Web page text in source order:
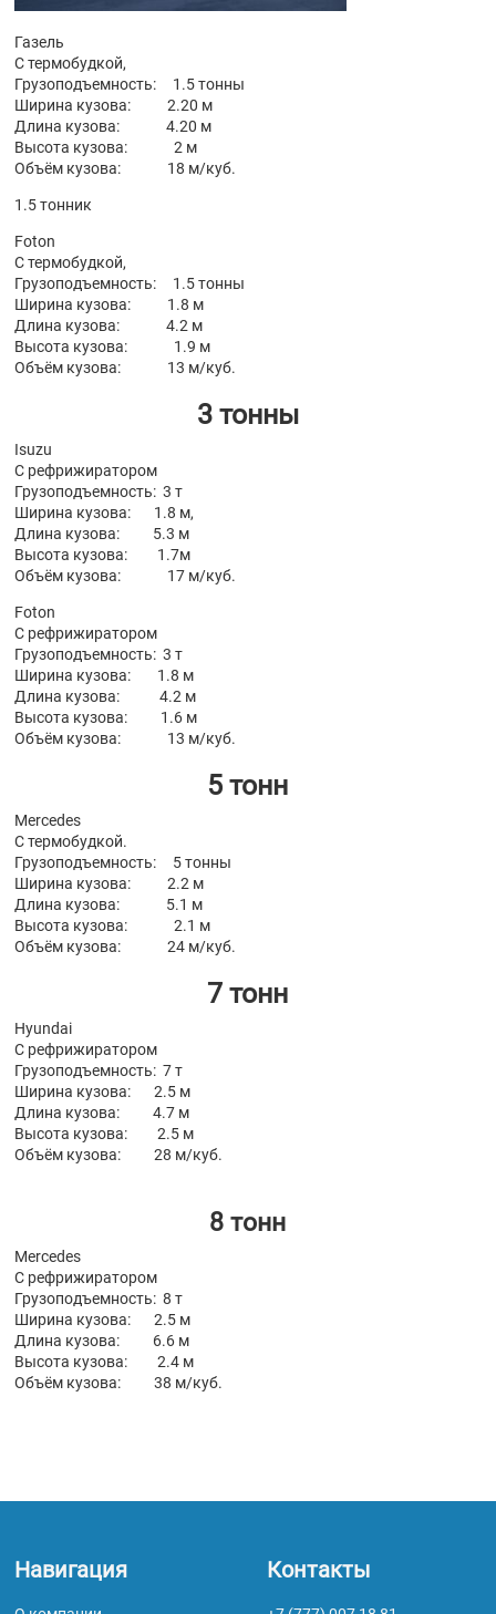
Газель
С термобудкой,
Грузоподъемность: 1.5 тонны
Ширина кузова: 2.20 м
Длина кузова: 4.20 м
Высота кузова: 2 м
Объём кузова: 18 м/куб.
1.5 тонник
Foton
С термобудкой,
Грузоподъемность: 1.5 тонны
Ширина кузова: 1.8 м
Длина кузова: 4.2 м
Высота кузова: 1.9 м
Объём кузова: 13 м/куб.
3 тонны
Isuzu
С рефрижиратором
Грузоподъемность: 3 т
Ширина кузова: 1.8 м,
Длина кузова: 5.3 м
Высота кузова: 1.7м
Объём кузова: 17 м/куб.
Foton
С рефрижиратором
Грузоподъемность: 3 т
Ширина кузова: 1.8 м
Длина кузова: 4.2 м
Высота кузова: 1.6 м
Объём кузова: 13 м/куб.
5 тонн
Mercedes
С термобудкой.
Грузоподъемность: 5 тонны
Ширина кузова: 2.2 м
Длина кузова: 5.1 м
Высота кузова: 2.1 м
Объём кузова: 24 м/куб.
7 тонн
Hyundai
С рефрижиратором
Грузоподъемность: 7 т
Ширина кузова: 2.5 м
Длина кузова: 4.7 м
Высота кузова: 2.5 м
Объём кузова: 28 м/куб.
8 тонн
Mercedes
С рефрижиратором
Грузоподъемность: 8 т
Ширина кузова: 2.5 м
Длина кузова: 6.6 м
Высота кузова: 2.4 м
Объём кузова: 38 м/куб.
Навигация Контакты